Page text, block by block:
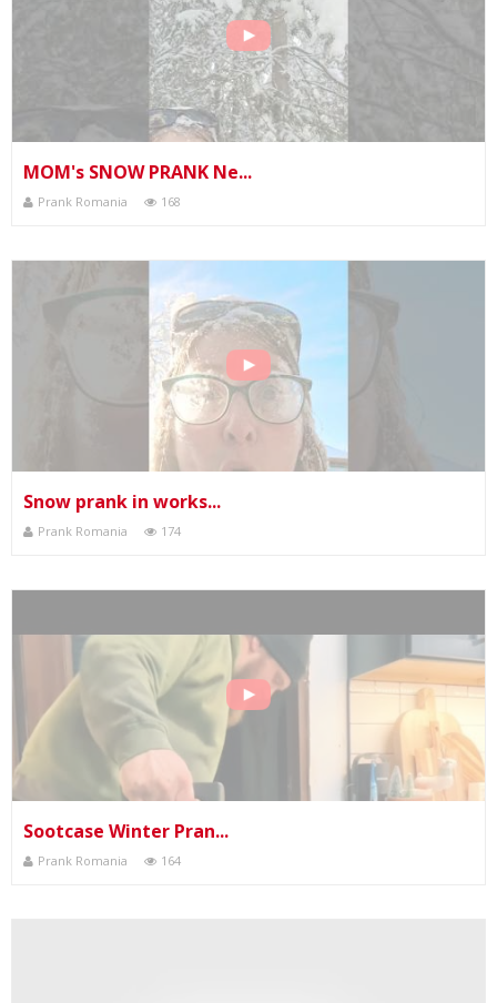
MOM's SNOW PRANK Ne...
Prank Romania 168
Snow prank in works...
Prank Romania 174
Sootcase Winter Pran...
Prank Romania 164